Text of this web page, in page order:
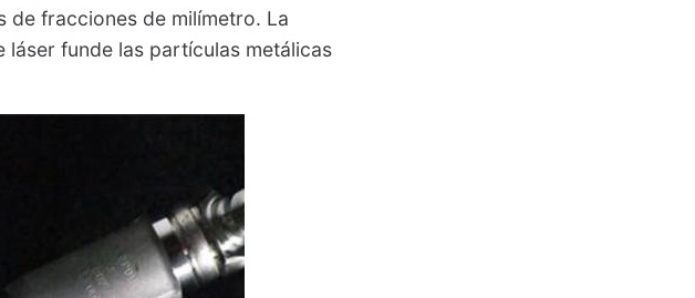
de fracciones de milímetro. La
funde las partículas metálicas